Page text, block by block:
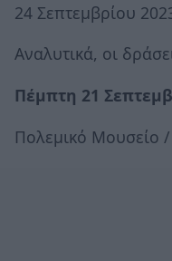
24 Σεπτεμβρίου
Αναλυτικά, οι
Πέμπτη 21
Πολεμικό Μουσείο